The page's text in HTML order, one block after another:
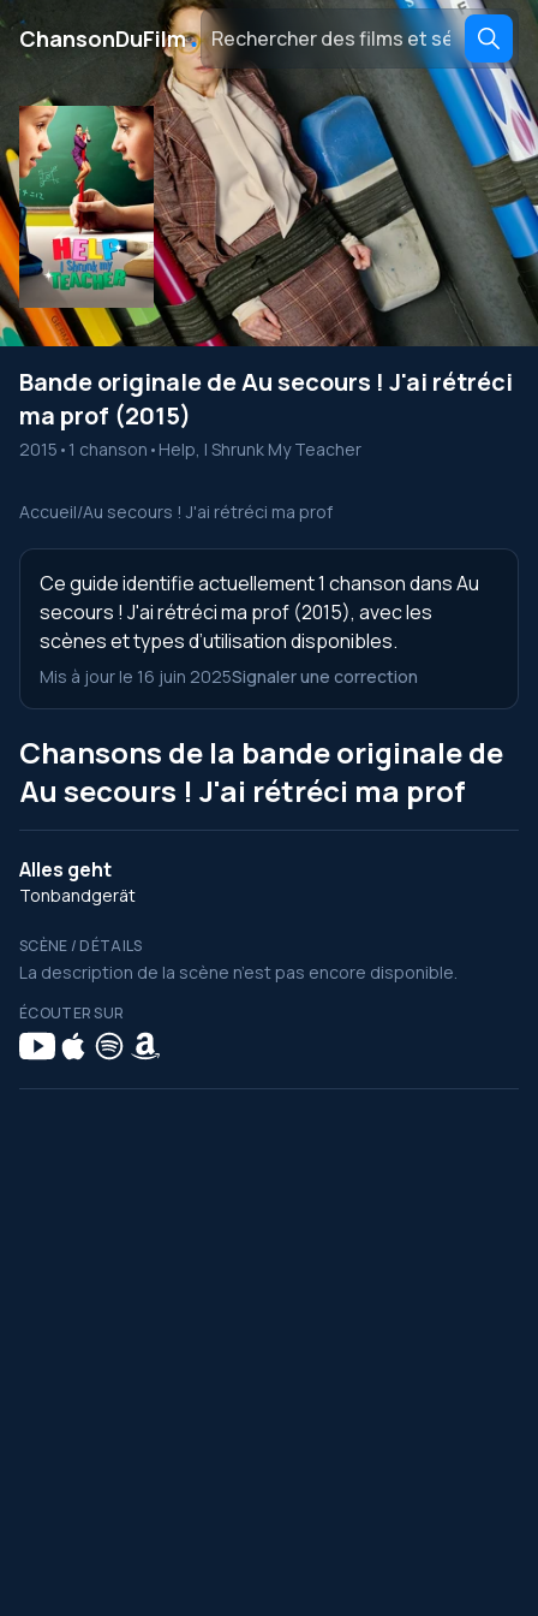
ChansonDuFilm․
Bande originale de Au secours ! J'ai rétréci
ma prof (2015)
2015 • 1 chanson • Help, I Shrunk My Teacher
Accueil/Au secours ! J'ai rétréci ma prof
Ce guide identifie actuellement 1 chanson dans Au
secours ! J'ai rétréci ma prof (2015), avec les
scènes et types d’utilisation disponibles.
Mis à jour le 16 juin 2025Signaler une correction
Chansons de la bande originale de
Au secours ! J'ai rétréci ma prof
Alles geht
Tonbandgerät
SCÈNE / DÉTAILS
La description de la scène n’est pas encore disponible.
ÉCOUTER SUR